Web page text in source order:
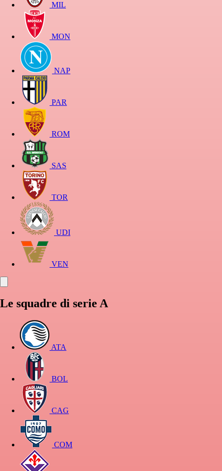
MIL
MON
NAP
PAR
ROM
SAS
TOR
UDI
VEN
Le squadre di serie A
ATA
BOL
CAG
COM